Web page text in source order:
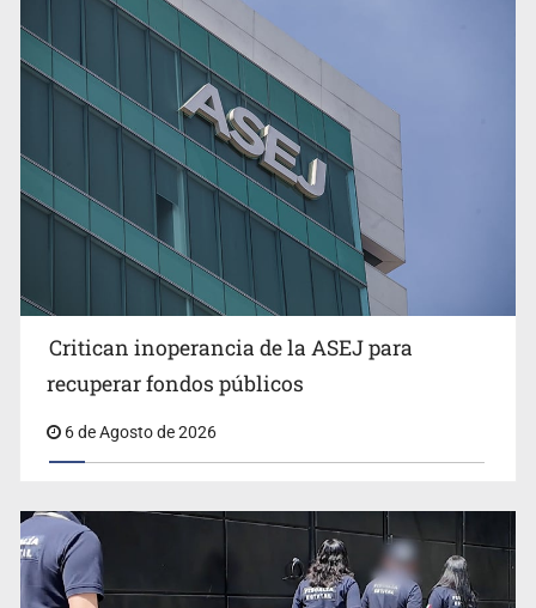
Ex policía es detenido por agresión y amenzas contra
su pareja
Que el IPEJAL encabece la lista de deudores en Jalisco
es un “foco rojo” de gran magnitud: Economista
Critican inoperancia de la ASEJ para
recuperar fondos públicos
6 de Agosto de 2026